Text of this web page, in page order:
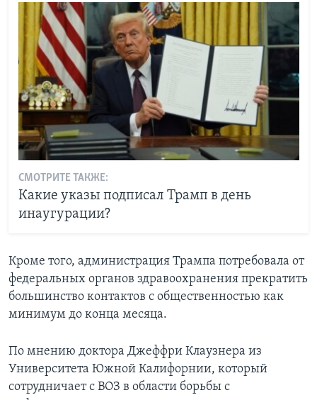
СМОТРИТЕ ТАКЖЕ:
Какие указы подписал Трамп в день
инаугурации?
Кроме того, администрация Трампа потребовала от
федеральных органов здравоохранения прекратить
большинство контактов с общественностью как
минимум до конца месяца.
По мнению доктора Джеффри Клаузнера из
Университета Южной Калифорнии, который
сотрудничает с ВОЗ в области борьбы с